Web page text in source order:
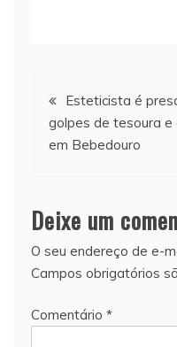
Navegação
de
Esteticista é
golpes de tesoura e
em Bebedouro
Deixe um
O seu endereço de e-
Campos obrigatórios
Comentário *